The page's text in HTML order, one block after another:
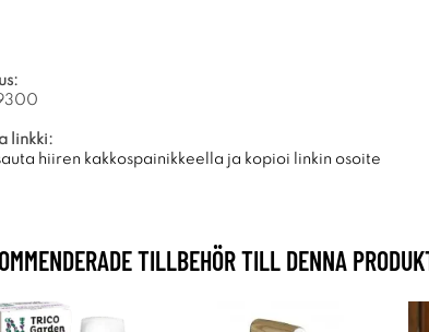
linkki:
hiiren kakkospainikkeella ja kopioi linkin osoite
TILLBEHÖR TILL DENNA